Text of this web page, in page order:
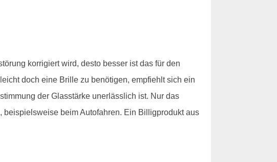
korrigiert wird, desto besser ist das für den
doch eine Brille zu benötigen, empfiehlt sich ein
der Glasstärke unerlässlich ist. Nur das
beim Autofahren. Ein Billigprodukt aus